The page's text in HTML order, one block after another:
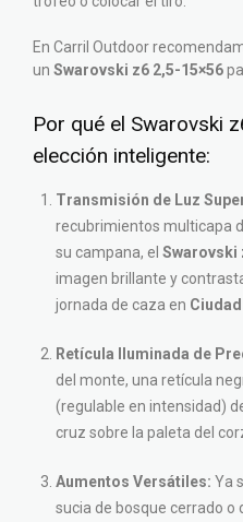
En Carril Outdoor
un Swarovski z6 2,5-15×56
Por qué el Swarovski
elección inteligente:
Transmisión de Luz
recubrimientos multicapa
su campana, el Swarovski
imagen brillante y
jornada de caza en Ciudad
Retícula Iluminada de
del monte, una retícula
(regulable en intensidad)
cruz sobre la paleta del
Aumentos Versátiles: Ya
sucia de bosque cerrado o